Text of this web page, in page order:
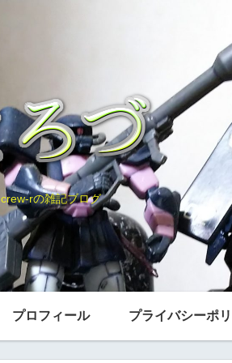
crew-rの雑記ブログ
プロフィール プライバシーポ